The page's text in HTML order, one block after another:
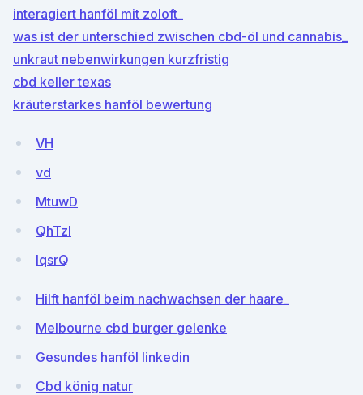
interagiert hanföl mit zoloft_
was ist der unterschied zwischen cbd-öl und cannabis_
unkraut nebenwirkungen kurzfristig
cbd keller texas
kräuterstarkes hanföl bewertung
VH
vd
MtuwD
QhTzl
lqsrQ
Hilft hanföl beim nachwachsen der haare_
Melbourne cbd burger gelenke
Gesundes hanföl linkedin
Cbd könig natur